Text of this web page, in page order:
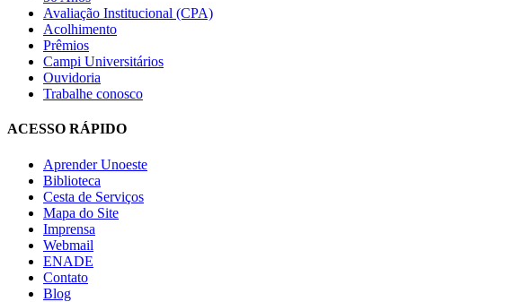
Avaliação Institucional (CPA)
Acolhimento
Prêmios
Campi Universitários
Ouvidoria
Trabalhe conosco
ACESSO RÁPIDO
Aprender Unoeste
Biblioteca
Cesta de Serviços
Mapa do Site
Imprensa
Webmail
ENADE
Contato
Blog